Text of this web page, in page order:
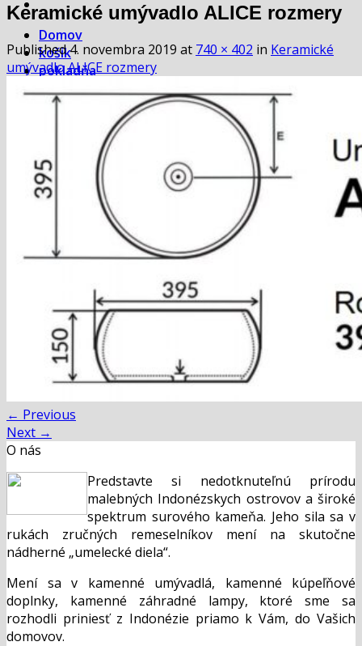
Domov
košík
pokladňa
Blog
Hľadať:
Košík
Žiadne produkty v košíku.
Keramické umývadlo ALICE rozmery
Published4. novembra 2019 at 740 × 402 in Keramické
umývadlo ALICE rozmery
← Previous
Next →
O nás
Predstavte si nedotknuteľnú prírodu
malebných Indonézskych ostrovov a široké
spektrum surového kameňa. Jeho sila sa v
rukách zručných remeselníkov mení na skutočne
nádherné „umelecké diela“.
Mení sa v kamenné umývadlá, kamenné kúpeľňové
doplnky, kamenné záhradné lampy, ktoré sme sa
rozhodli priniesť z Indonézie priamo k Vám, do Vašich
domovov.